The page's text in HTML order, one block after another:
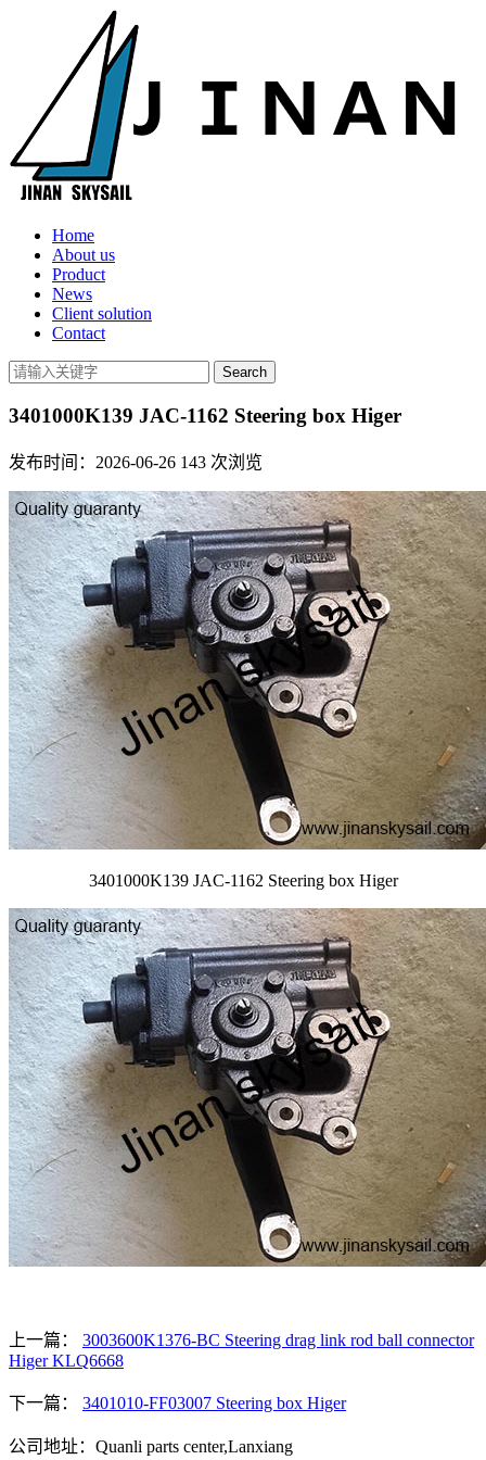
Home
About us
Product
News
Client solution
Contact
3401000K139 JAC-1162 Steering box Higer
发布时间：2026-06-26 143 次浏览
3401000K139 JAC-1162 Steering box Higer
上一篇： 3003600K1376-BC Steering drag link rod ball connector
Higer KLQ6668
下一篇： 3401010-FF03007 Steering box Higer
公司地址：Quanli parts center,Lanxiang